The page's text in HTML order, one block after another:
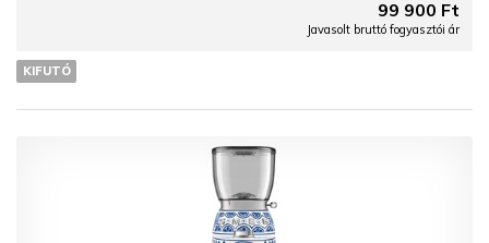
99 900 Ft
Javasolt bruttó fogyasztói ár
KIFUTÓ